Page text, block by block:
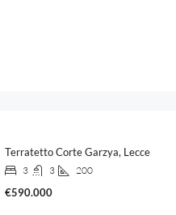
Terratetto Corte Garzya, Lecce
3 3 200
€590.000